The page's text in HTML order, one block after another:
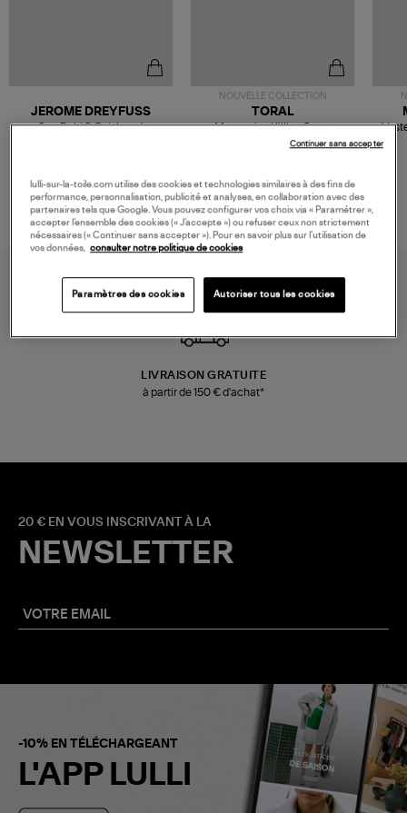
JEROME DREYFUSS
Sac Bobi S Cuir Lamé
NOUVELLE COLLECTION
189,00 €
TORAL
Mocassins Killian Sport
Mousse
LIVRAISON GRATUITE
à partir de 150 € d'achat*
20 € EN VOUS INSCRIVANT À LA
NEWSLETTER
-10% EN TÉLÉCHARGEANT
L'APP LULLI
lulli-sur-la-toile.com utilise des cookies et technologies similaires à des fins de
performance, personnalisation, publicité et analyses, en collaboration avec des
partenaires tels que Google. Vous pouvez configurer vos choix via « Paramétrer »,
accepter l’ensemble des cookies (« J’accepte ») ou refuser ceux non strictement
nécessaires (« Continuer sans accepter »). Pour en savoir plus sur l’utilisation de
vos données,
consulter notre politique de cookies
Paramètres des cookies Autoriser tous les cookies
Continuer sans accepter